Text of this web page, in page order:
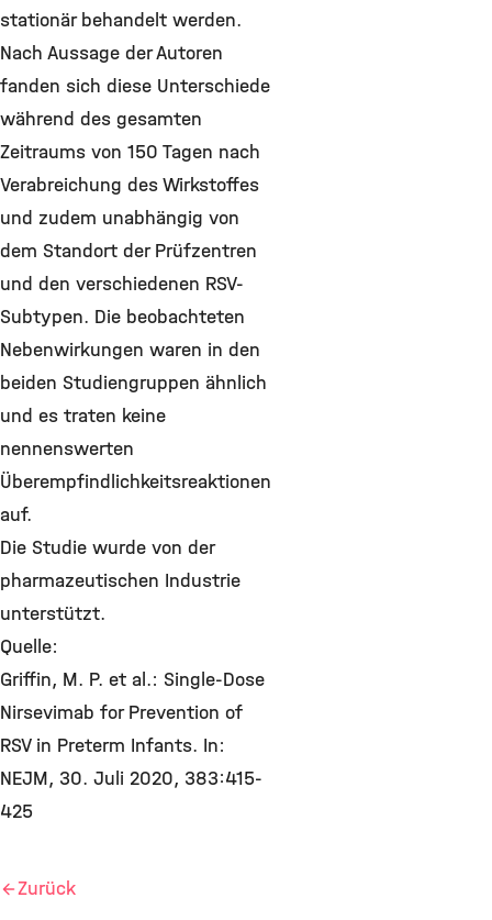
stationär behandelt werden.
Nach Aussage der Autoren
fanden sich diese Unterschiede
während des gesamten
Zeitraums von 150 Tagen nach
Verabreichung des Wirkstoffes
und zudem unabhängig von
dem Standort der Prüfzentren
und den verschiedenen RSV-
Subtypen. Die beobachteten
Nebenwirkungen waren in den
beiden Studiengruppen ähnlich
und es traten keine
nennenswerten
Überempfindlichkeitsreaktionen
auf.
Die Studie wurde von der
pharmazeutischen Industrie
unterstützt.
Quelle:
Griffin, M. P. et al.: Single-Dose
Nirsevimab for Prevention of
RSV in Preterm Infants. In:
NEJM, 30. Juli 2020, 383:415-
425
Zurück